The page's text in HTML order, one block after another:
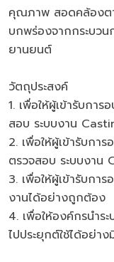
คุณภาพ สอดคล้องต
บกพร่องจากกระบวน
ยานยนต์
วัตถุประสงค์
1. เพื่อให้ผู้เข้ารับกา
สอบ ระบบงาน
2. เพื่อให้ผู้เข้ารับกา
ตรวจสอบ ระบบงาน
3. เพื่อให้ผู้เข้ารับกา
งานได้อย่างถูกต้อง
4. เพื่อให้องค์กรนำร
ไปประยุกต์ใช้ได้อย่า